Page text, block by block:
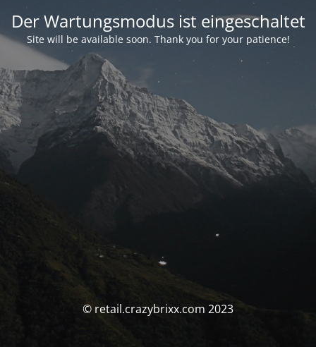
Der Wartungsmodus ist eingeschaltet
Site will be available soon. Thank you for your patience!
© retail.crazybrixx.com 2023